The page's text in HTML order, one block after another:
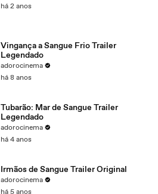
há 2 anos
Vingança a Sangue Frio Trailer
Legendado
adorocinema
há 8 anos
Tubarão: Mar de Sangue Trailer
Legendado
adorocinema
há 4 anos
Irmãos de Sangue Trailer Original
adorocinema